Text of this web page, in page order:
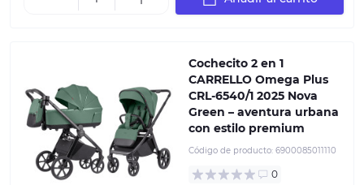
Cochecito 2 en 1
CARRELLO Omega Plus
CRL‑6540/1 2025 Nova
Green – aventura urbana
con estilo premium
Código de producto: 6900085011110
0